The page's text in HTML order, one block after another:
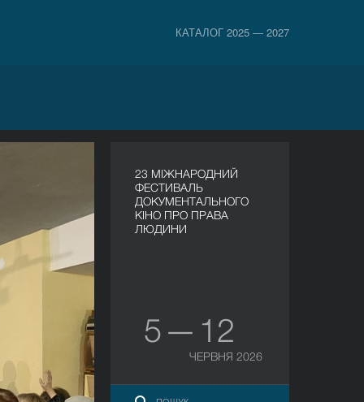
КАТАЛОГ 2025 — 2027
23 МІЖНАРОДНИЙ
ФЕСТИВАЛЬ
ДОКУМЕНТАЛЬНОГО
КІНО ПРО ПРАВА
ЛЮДИНИ
5 — 12
ЧЕРВНЯ 2026